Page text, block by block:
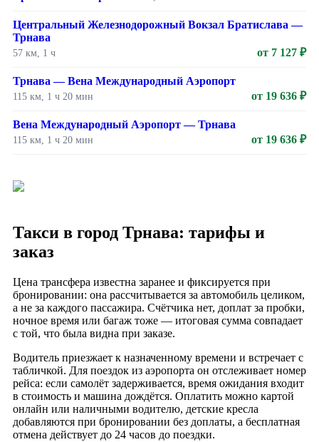
Центральный Железнодорожный Вокзал Братислава —
Трнава
57 км, 1 ч от 7 127 ₽
Трнава — Вена Международный Аэропорт
115 км, 1 ч 20 мин от 19 636 ₽
Вена Международный Аэропорт — Трнава
115 км, 1 ч 20 мин от 19 636 ₽
Такси в город Трнава: тарифы и
заказ
Цена трансфера известна заранее и фиксируется при
бронировании: она рассчитывается за автомобиль целиком,
а не за каждого пассажира. Счётчика нет, доплат за пробки,
ночное время или багаж тоже — итоговая сумма совпадает
с той, что была видна при заказе.
Водитель приезжает к назначенному времени и встречает с
табличкой. Для поездок из аэропорта он отслеживает номер
рейса: если самолёт задерживается, время ожидания входит
в стоимость и машина дождётся. Оплатить можно картой
онлайн или наличными водителю, детские кресла
добавляются при бронировании без доплаты, а бесплатная
отмена действует до 24 часов до поездки.